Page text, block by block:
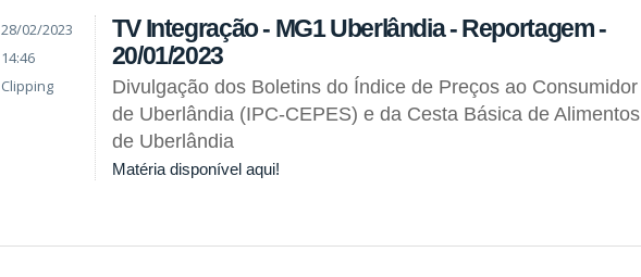
28/02/2023
14:46
Clipping
TV Integração - MG1 Uberlândia - Reportagem -
20/01/2023
Divulgação dos Boletins do Índice de Preços ao Consumidor
de Uberlândia (IPC-CEPES) e da Cesta Básica de Alimentos
de Uberlândia
Matéria disponível aqui!